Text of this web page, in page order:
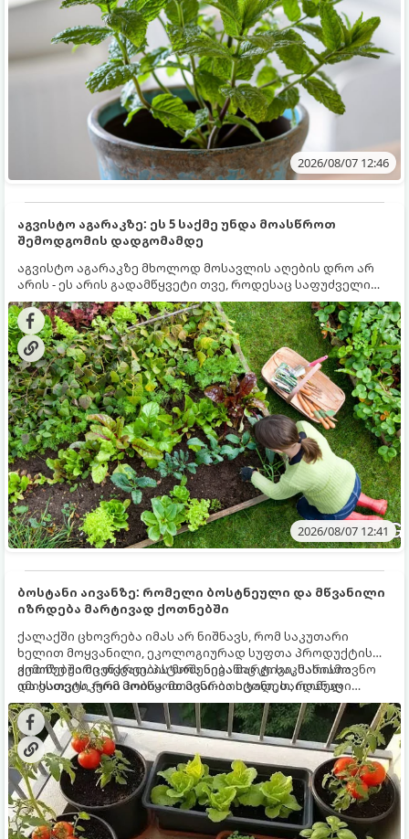
2026/08/07 12:46
აგვისტო აგარაკზე: ეს 5 საქმე უნდა მოასწროთ
შემოდგომის დადგომამდე
აგვისტო აგარაკზე მხოლოდ მოსავლის აღების დრო არ
არის - ეს არის გადამწყვეტი თვე, როდესაც საფუძველი
ეყრება მომავალი წლის მოსავალს და ბაღი მზადდება
შემოდგომა-ზამთრის სეზონისთვის. იმისათვის, რომ
ნიადაგმა ენერგია აღიდგინოს, ხოლო მცენარეებმა
ზამთარს გაუძლონ, აგვისტოს ბოლომდე 5
მნიშვნელოვანი საქმის გაკეთება უნდა მოასწროთ:
2026/08/07 12:41
ბოსტანი აივანზე: რომელი ბოსტნეული და მწვანილი
იზრდება მარტივად ქოთნებში
ქალაქში ცხოვრება იმას არ ნიშნავს, რომ საკუთარი
ხელით მოყვანილი, ეკოლოგიურად სუფთა პროდუქტის
გემოზე უარი თქვათ. პატარა აივანიც კი საკმარისია
იმისათვის, რომ მოიწყოთ მინი-ბოსტანი, საიდანაც
ყოველდღიურად ახალ, არომატულ მწვანილსა და
ბოსტნეულს მოკრეფთ.
ქოთნებში მცენარეების მოშენება მარტივი, სასიამოვნო
და ესთეტიკური ჰობია. მთავარია იცოდეთ, რომელი
კულტურები ეგუებიან ქოთნის პირობებს ყველაზე კარგად
და როგორ მოუაროთ მათ სწორად.